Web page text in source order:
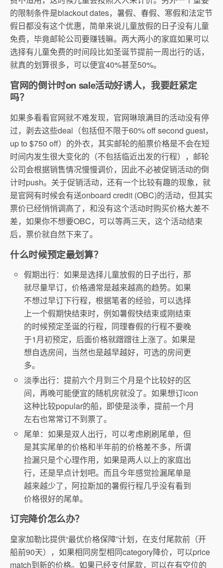
的限制条件是blackout dates，暑假、春假、寒假和法定节
假日都没有这个优惠，简单来说儿童放假的日子没有儿童
免费，毕竟邮轮公司要赚钱嘛。两大两小的家庭如果可以
选择有儿童免费的时间段比如圣诞节提前一周出行的话，
就真的划算很多，可以便宜40%甚至50%。
官网的倒计时on sale活动好诱人，我要赶紧定
吗？
如果多看看官网就不难发现，官网琳琅满目的活动没有停
过，剥去这些deal（包括但不限于60% off second guest，
up to $750 off）的外衣，其实邮轮的船票价格是不会在短
时间内发生很大变化的（不包括临近出发的行程），邮轮
公司会根据销售情况慢慢调价，因此不必被促销活动的倒
计时push。关于促销活动，还有一个比较有趣的现象，就
是官网有时候会有送onboard credit (OBC)的活动，但其实
票价已经悄悄调高了，和没有这个活动时购买价格大差不
差，如果你不想要OBC，可以等两三天，这个活动结束
后，票价就自然下来了。
什么时候预定最划算？
假期出行：如果是选择儿童放假的日子出行，那
就尽量早订，价格通常是越来越高的趋势。如果
不想过早订下行程，根据笔者的经验，可以选择
上一个假期快结束时，例如暑假快结束或刚结束
的时候预定圣诞的行程，同理春假的行程不要晚
于1月初预定，后面价格就蹭蹭往上涨了。如果是
想自选房间，当然也是越早越好，可选的房间更
多。
淡季出行：提前六个月到三个月是个比较好的区
间，再晚可能便宜的随机房就没了。如果想订icon
这种比较popular的船，即使是淡季，提前一个月
左右也常常订不到票了。
尾单：如果是双人出行，可以考虑刷刷尾单，但
是其实尾单的价格和半年前的价格差不多，所谓
捡漏只是个心理作用，如果是两人以上的家庭出
行，还是早点计划吧。而且今年感觉捡漏尾单是
越来越少了，阿拉斯加的暑假行程几乎没有看到
价格很好的尾单。
订完降价怎么办？
皇家加勒比提供“最优价格保障”计划，在支付尾款前（开
船前90天），如果相同房型相同category降价，可以price
match到新的价格。如果已经支付尾款，可以在有空位的